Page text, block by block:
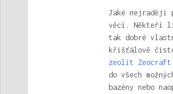
Jaké nejraději
věcí. Někteří
tak dobré
křišťálově
zeolit Zeocraft
do všech
bazény nebo